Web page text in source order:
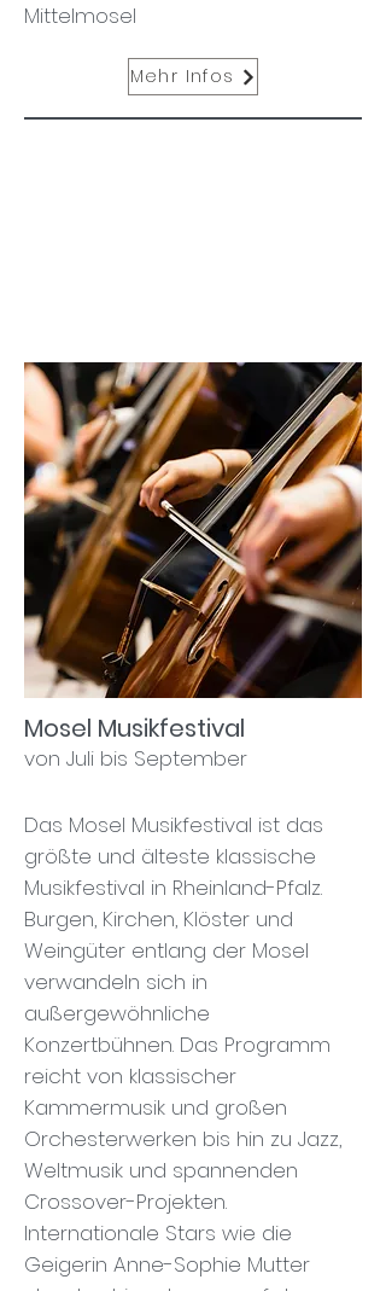
Mittelmosel
Mehr Infos
Mosel Musikfestival
von Juli bis September
Das Mosel Musikfestival ist das
größte und älteste klassische
Musikfestival in Rheinland-Pfalz.
Burgen, Kirchen, Klöster und
Weingüter entlang der Mosel
verwandeln sich in
außergewöhnliche
Konzertbühnen. Das Programm
reicht von klassischer
Kammermusik und großen
Orchesterwerken bis hin zu Jazz,
Weltmusik und spannenden
Crossover-Projekten.
Internationale Stars wie die
Geigerin Anne-Sophie Mutter